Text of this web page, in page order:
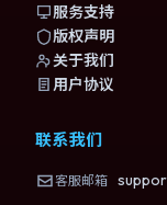
服务支持
版权声明
关于我们
用户协议
联系我们
客服邮箱